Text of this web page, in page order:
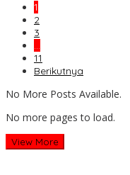
1
2
3
…
11
Berikutnya
No More Posts Available.
No more pages to load.
View More